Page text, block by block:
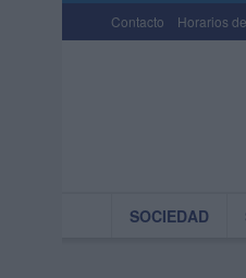
Contacto Horarios
SOCIEDAD